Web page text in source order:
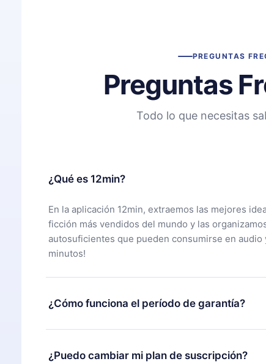
PREGUNTAS
Preguntas
Todo lo que necesitas
¿Qué es 12min?
En la aplicación 12min, extraemos las mejores
ficción más vendidos del mundo y las
autosuficientes que pueden consumirse en audio
minutos!
¿Cómo funciona el período de garantía?
Puedes descargar nuestra aplicación y
alguna razón no estás satisfecho con nuestra
¿Puedo cambiar mi plan de suscripción?